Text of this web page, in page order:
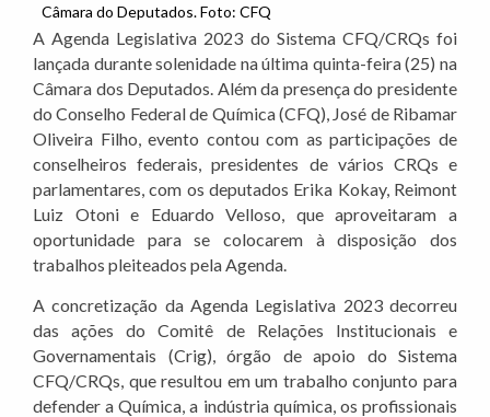
Câmara do Deputados. Foto: CFQ
A Agenda Legislativa 2023 do Sistema CFQ/CRQs foi
lançada durante solenidade na última quinta-feira (25) na
Câmara dos Deputados. Além da presença do presidente
do Conselho Federal de Química (CFQ), José de Ribamar
Oliveira Filho, evento contou com as participações de
conselheiros federais, presidentes de vários CRQs e
parlamentares, com os deputados Erika Kokay, Reimont
Luiz Otoni e Eduardo Velloso, que aproveitaram a
oportunidade para se colocarem à disposição dos
trabalhos pleiteados pela Agenda.
A concretização da Agenda Legislativa 2023 decorreu
das ações do Comitê de Relações Institucionais e
Governamentais (Crig), órgão de apoio do Sistema
CFQ/CRQs, que resultou em um trabalho conjunto para
defender a Química, a indústria química, os profissionais